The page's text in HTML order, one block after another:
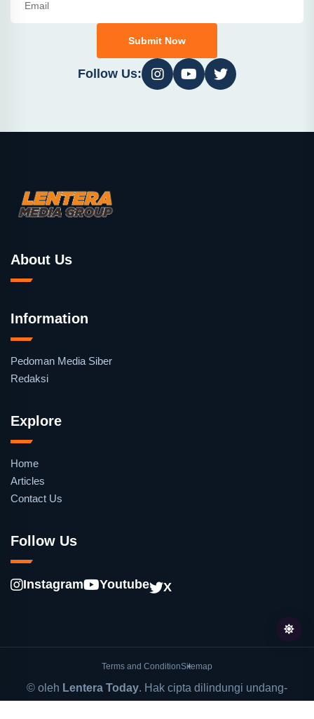
Submit Now
Follow Us:
About Us
Information
Pedoman Media Siber
Redaksi
Explore
Home
Articles
Contact Us
Follow Us
Instagram Youtube X
Terms and ConditionSitemap
© oleh Lentera Today. Hak cipta dilindungi undang-